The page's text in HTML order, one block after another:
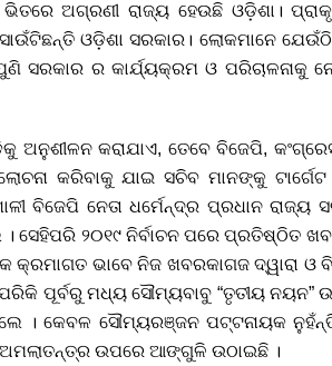
ଅଗ୍ରଣୀ ରାଜ୍ୟ ହେଉଛି ଓଡ଼ିଶା।
ଓଡ଼ିଶା ସରକାର। ଲୋକମାନେ
ସରକାର ର କାର୍ଯ୍ୟକ୍ରମ ଓ ପରିଚାଳନାକୁ
କରାଯାଏ, ତେବେ ବିଜେପି,
କରିବାକୁ ଯାଇ ସଚିବ ମାନଙ୍କୁ
ବିଜେପି ନେତା ଧର୍ମେନ୍ଦ୍ର ପ୍ରଧାନ
୨୦୧୯ ନିର୍ବାଚନ ପରେ ପ୍ରତିଷ୍ଠିତ
ଭାବେ ନିଜ ଖବରକାଗଜ ଦ୍ୱାରା ଓ
ପୂର୍ବରୁ ମଧ୍ୟ ସୌମ୍ୟବାବୁ “ତୃତୀୟ ନୟନ”
। କେବଳ ସୌମ୍ୟରଞ୍ଜନ ପଟ୍ଟନାୟକ
ଉପରେ ଆଙ୍ଗୁଳି ଉଠାଇଛି ।